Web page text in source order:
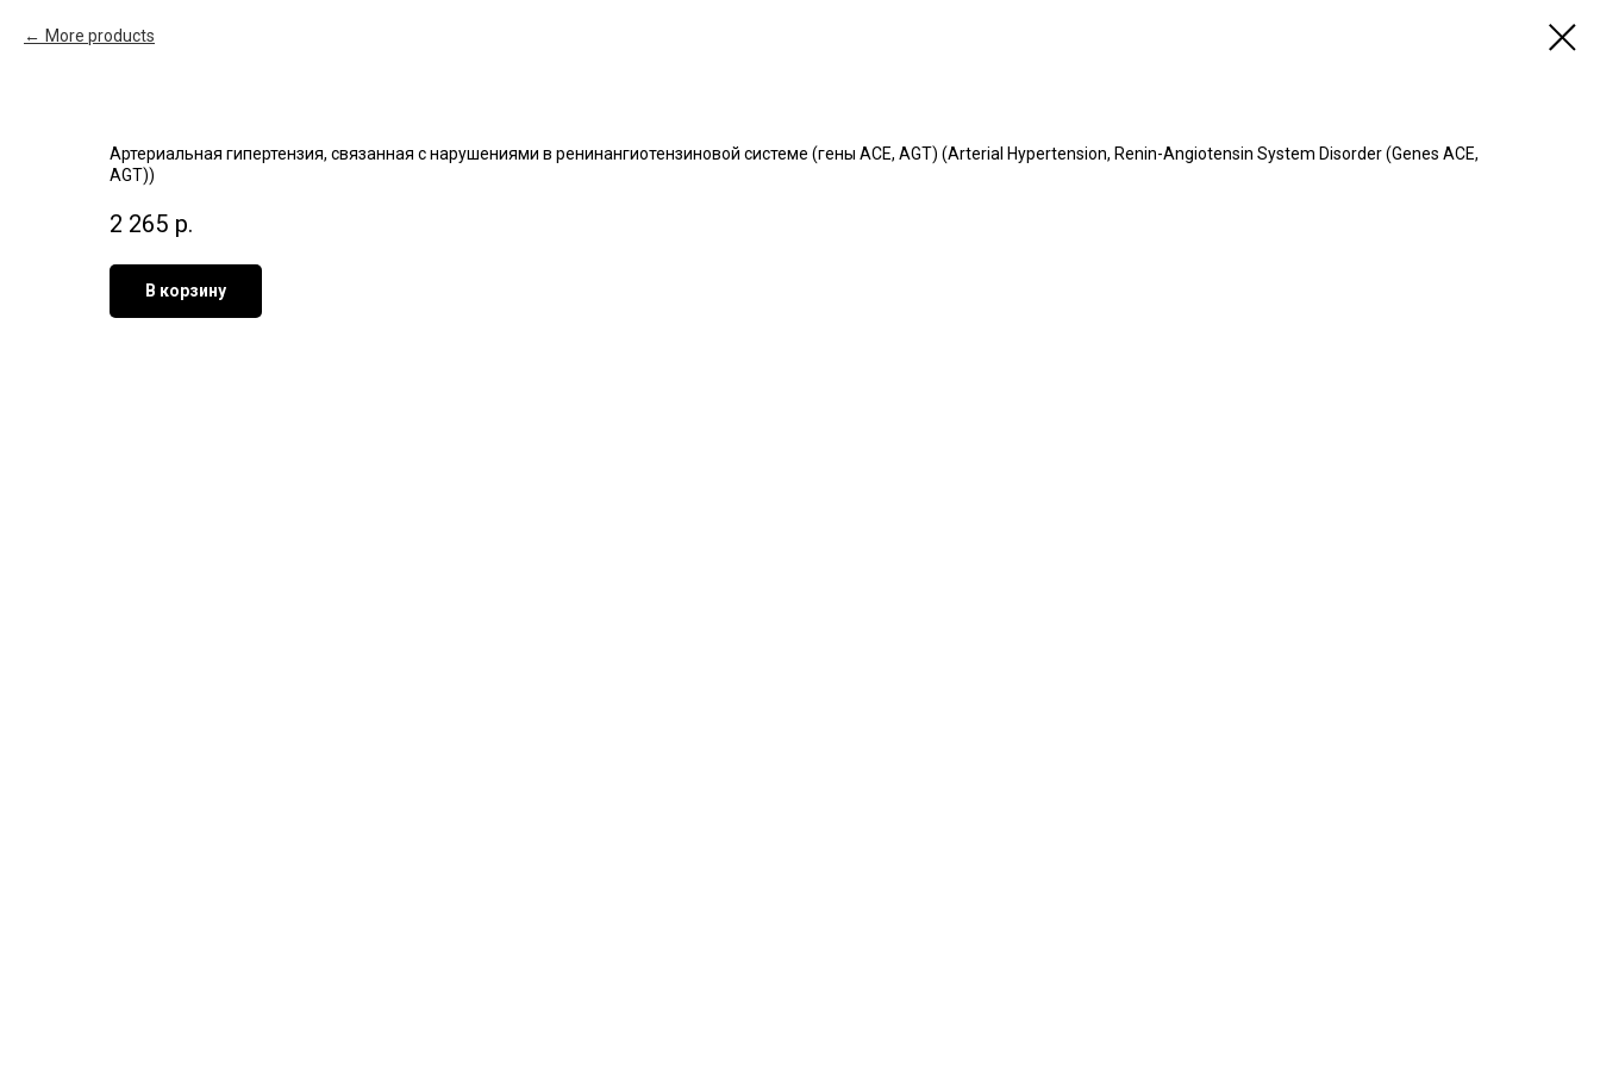
More products
Артериальная гипертензия, связанная с нарушениями в ренинангиотензиновой системе (гены ACE, AGT) (Arterial Hypertension, Renin-Angiotensin System Disorder (Genes ACE,
AGT))
2 265 р.
В корзину